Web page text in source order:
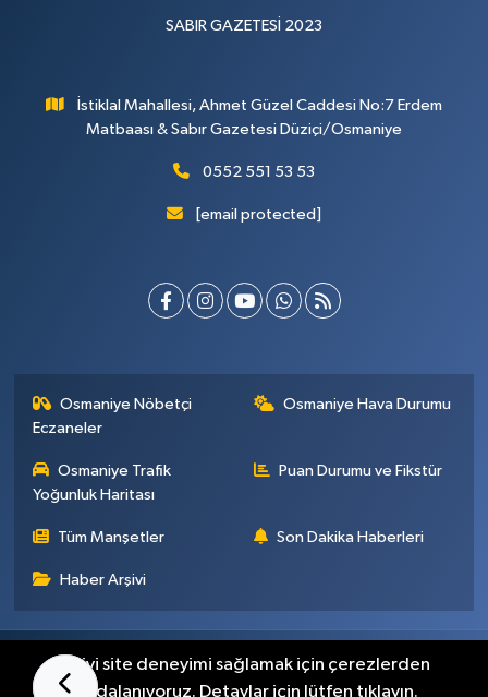
SABIR GAZETESİ 2023
İstiklal Mahallesi, Ahmet Güzel Caddesi No:7 Erdem
Matbaası & Sabır Gazetesi Düziçi/Osmaniye
0552 551 53 53
[email protected]
Osmaniye Nöbetçi
Eczaneler
Osmaniye Hava Durumu
Osmaniye Trafik
Yoğunluk Haritası
Puan Durumu ve Fikstür
Tüm Manşetler Son Dakika Haberleri
Haber Arşivi
Künye İletişim Gizlilik Sözleşmesi
En iyi site deneyimi sağlamak için çerezlerden
faydalanıyoruz. Detaylar için lütfen tıklayın.